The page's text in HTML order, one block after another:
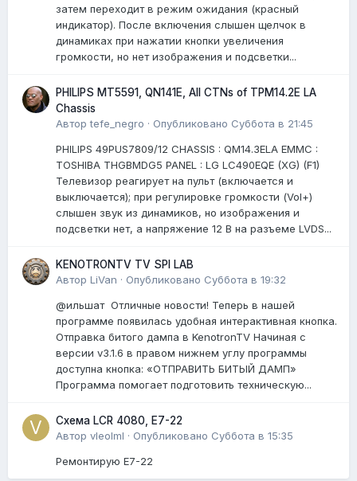
затем переходит в режим ожидания (красный
индикатор). После включения слышен щелчок в
динамиках при нажатии кнопки увеличения
громкости, но нет изображения и подсветки...
PHILIPS MT5591, QN141E, All CTNs of TPM14.2E LA
Chassis
Авторtefe_negro · Опубликовано Суббота в 21:45
PHILIPS 49PUS7809/12 CHASSIS : QM14.3ELA EMMC :
TOSHIBA THGBMDG5 PANEL : LG LC490EQE (XG) (F1)
Телевизор реагирует на пульт (включается и
выключается); при регулировке громкости (Vol+)
слышен звук из динамиков, но изображения и
подсветки нет, а напряжение 12 В на разъеме LVDS...
KENOTRONTV TV SPI LAB
Автор LiVan · Опубликовано Суббота в 19:32
@ильшат Отличные новости! Теперь в нашей
программе появилась удобная интерактивная кнопка.
Отправка битого дампа в KenotronTV Начиная с
версии v3.1.6 в правом нижнем углу программы
доступна кнопка: «ОТПРАВИТЬ БИТЫЙ ДАМП»
Программа помогает подготовить техническую...
Схема LCR 4080, E7-22
Автор vleolml · Опубликовано Суббота в 15:35
Ремонтирую E7-22